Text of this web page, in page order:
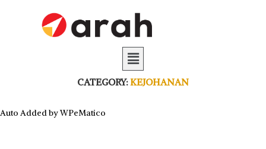
CATEGORY: KEJOHANAN
Auto Added by WPeMatico